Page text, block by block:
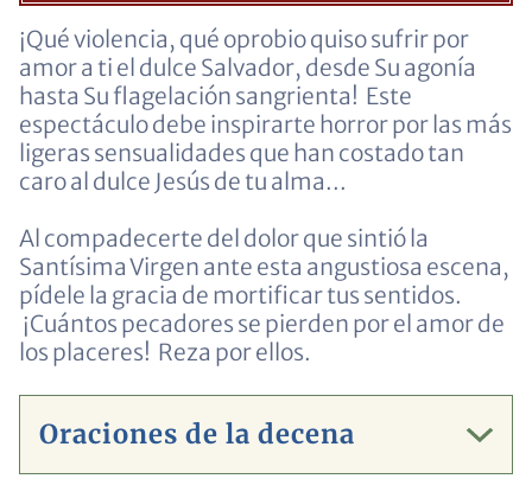
¡Qué violencia, qué oprobio quiso sufrir por
amor a ti el dulce Salvador, desde Su agonía
hasta Su flagelación sangrienta! Este
espectáculo debe inspirarte horror por las más
ligeras sensualidades que han costado tan
caro al dulce Jesús de tu alma...
Al compadecerte del dolor que sintió la
Santísima Virgen ante esta angustiosa escena,
pídele la gracia de mortificar tus sentidos.
¡Cuántos pecadores se pierden por el amor de
los placeres! Reza por ellos.
Oraciones de la decena